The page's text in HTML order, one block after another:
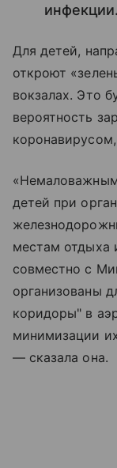
инфекции.
Для детей,
откроют
вокзалах. Это
вероятность
«Немаловажным
детей при
местам отдыха
совместно с
организованы
коридоры" в
минимизации
— сказала она.